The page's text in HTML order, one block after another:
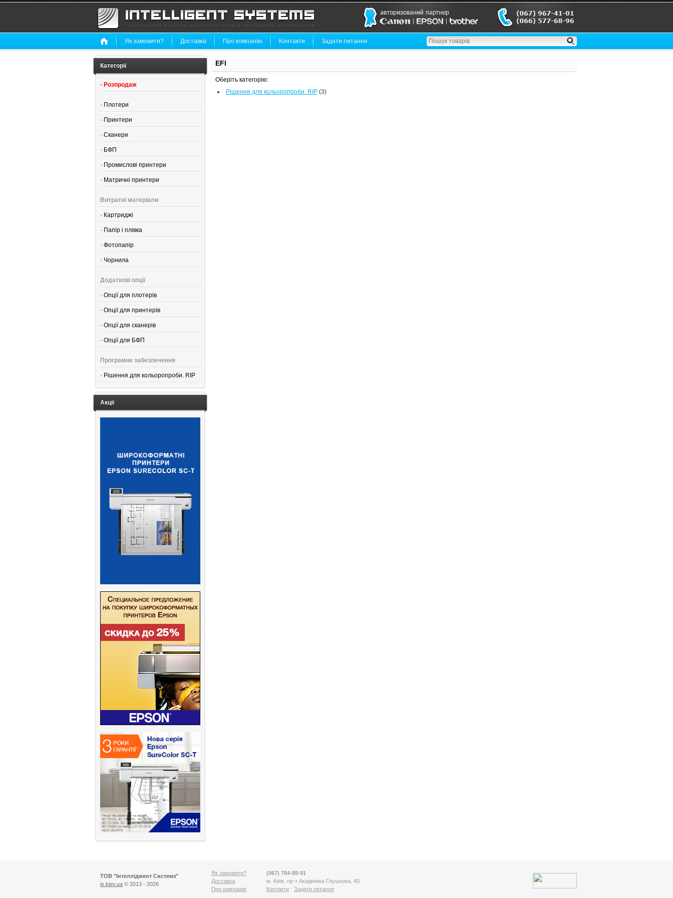
Як замовити? Доставка Про компанію Контакти Задати питання
Категорії
· Розпродаж
· Плотери
· Принтери
· Сканери
· БФП
· Промислові принтери
· Матричні принтери
Витратні матеріали
· Картриджі
· Папір і плівка
· Фотопапір
· Чорнила
Додаткові опції
· Опції для плотерів
· Опції для принтерів
· Опції для сканерів
· Опції для БФП
Програмне забезпечення
· Рішення для кольоропроби. RIP
Акції
EFI
Оберіть категорію:
Рішення для кольоропроби. RIP (3)
ТОВ "Інтелліджент Системз"
is.kiev.ua © 2013 - 2026
Як замовити?
Доставка
Про компанію
(067) 764-89-91
м. Київ, пр-т Академіка Глушкова, 40
Контакти · Задати питання